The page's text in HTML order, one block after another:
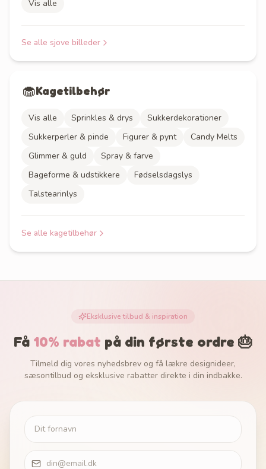
Vis alle
Se alle sjove billeder
🧁Kagetilbehør
Vis alle Sprinkles & drys
Sukkerdekorationer
Sukkerperler & pinde
Figurer & pynt
Candy Melts
Glimmer & guld
Spray & farve
Bageforme & udstikkere
Fødselsdagslys
Talstearinlys
Se alle kagetilbehør
Eksklusive tilbud & inspiration
Få 10% rabat på din første ordre 🎂
Tilmeld dig vores nyhedsbrev og få lækre designideer,
sæsontilbud og eksklusive rabatter direkte i din indbakke.